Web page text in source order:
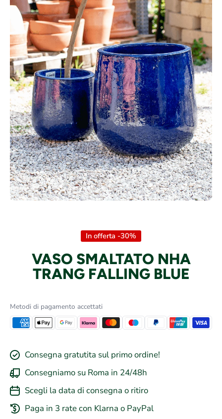
In offerta -30%
VASO SMALTATO NHA
TRANG FALLING BLUE
Metodi di pagamento accettati
Consegna gratutita sul primo ordine!
Consegniamo su Roma in 24/48h
Scegli la data di consegna o ritiro
Paga in 3 rate con Klarna o PayPal